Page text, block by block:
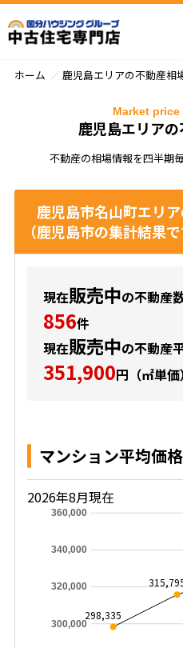
ホーム 鹿児島エリアの不動産相
鹿児島エリア
Market
不動産の相場情報を四半期
鹿児島市名山町エリ
（鹿児島市の集計結果で
現在販売中の不動産
856件
現在販売中の不動産
351,900円（㎡単価）
マンション平均価
2026年8月現在
300,000
320,000
340,000
360,000
298,335